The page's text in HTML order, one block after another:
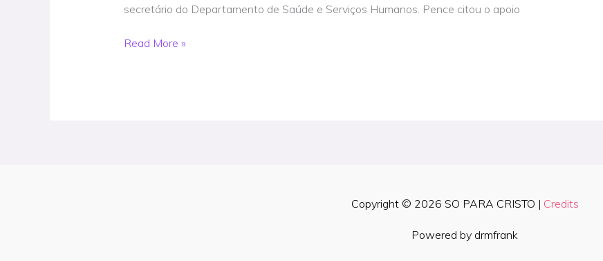
secretário do Departamento de Saúde e Serviços Humanos. Pence citou o apoio
culto
morte
Read More »
Copyright © 2026 SO PARA CRISTO | Credits
Powered by drmfrank